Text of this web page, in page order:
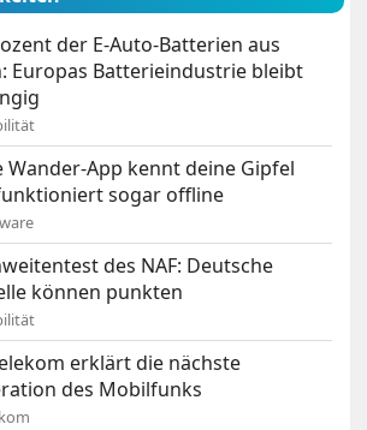
der E-Auto-Batterien aus
Europas Batterieindustrie bleibt
Wander-App kennt deine Gipfel
sogar offline
des NAF: Deutsche
können punkten
erklärt die nächste
des Mobilfunks